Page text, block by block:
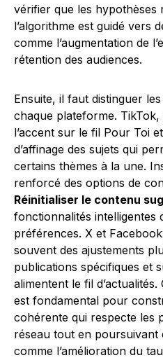
vérifier que les hypothèses
l’algorithme est guidé vers
comme l’augmentation de
rétention des audiences.
Ensuite, il faut distinguer
chaque plateforme.
l’accent sur le fil Pour Toi
d’affinage des sujets qui
certains thèmes à la une.
renforcé des options de
Réinitialiser le contenu
fonctionnalités intelligentes
préférences. X et
souvent des ajustements
publications spécifiques et
alimentent le fil
est fondamental pour
cohérente qui respecte les
réseau tout en poursuivant
comme l’amélioration du